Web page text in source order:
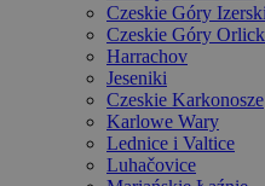
Czeskie Góry
Czeskie Góry
Harrachov
Jeseniki
Czeskie Karkonosze
Karlowe Wary
Lednice i Valtice
Luhačovice